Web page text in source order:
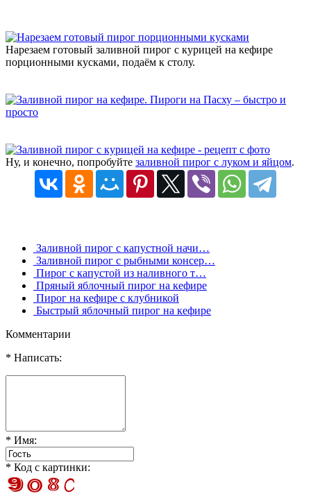
Нарезаем готовый заливной пирог с курицей на кефире
порционными кусками, подаём к столу.
Ну, и конечно, попробуйте заливной пирог с луком и яйцом.
Заливной пирог с капустной начи…
Заливной пирог с рыбными консер…
Пирог с капустой из наливного т…
Пряный яблочный пирог на кефире
Пирог на кефире с клубникой
Быстрый яблочный пирог на кефире
Комментарии
* Написать:
* Имя:
* Код с картинки: